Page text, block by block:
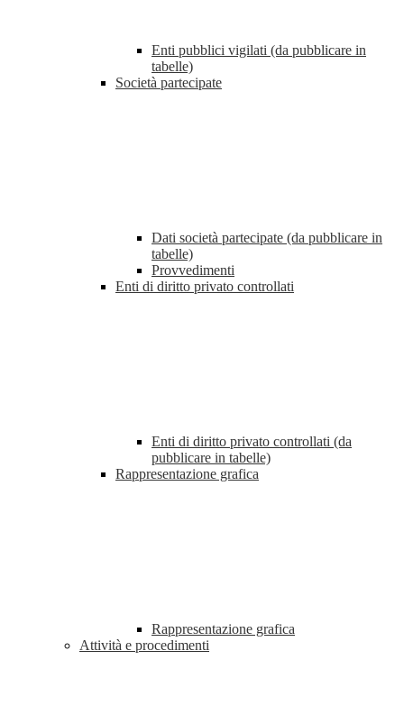
Enti pubblici vigilati (da pubblicare in
tabelle)
Società partecipate
Dati società partecipate (da pubblicare in
tabelle)
Provvedimenti
Enti di diritto privato controllati
Enti di diritto privato controllati (da
pubblicare in tabelle)
Rappresentazione grafica
Rappresentazione grafica
Attività e procedimenti